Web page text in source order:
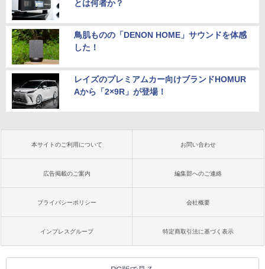
とは何者か？
鳥肌ものの「DENON HOME」サウンドを体感
した！
レイズのプレミアムカー向けブランドHOMUR
Aから「2×9R」が登場！
本サイトのご利用について お問い合わせ
広告掲載のご案内 編集部へのご連絡
プライバシーポリシー 会社概要
インプレスグループ 特定商取引法に基づく表示